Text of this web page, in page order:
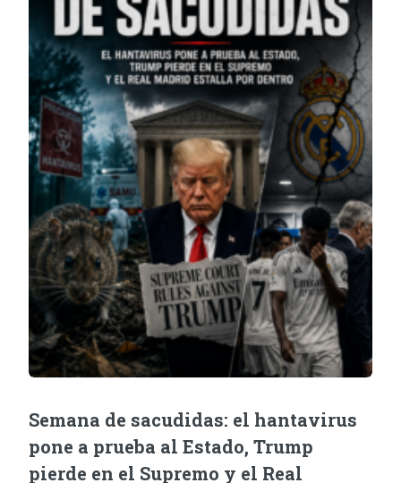
Semana de sacudidas: el hantavirus
pone a prueba al Estado, Trump
pierde en el Supremo y el Real